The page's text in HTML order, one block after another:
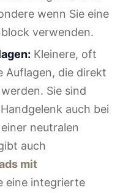
wenn Sie eine
verwenden.
Kleinere, oft
Auflagen, die direkt
Sie sind
auch bei
neutralen
auch
mit
eine integrierte